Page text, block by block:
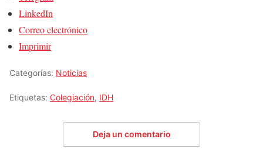
LinkedIn
Correo electrónico
Imprimir
Categorías: Noticias
Etiquetas: Colegiación, IDH
Deja un comentario